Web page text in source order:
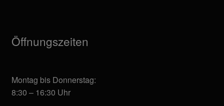
Öffnungszeiten
Montag bis Donnerstag:
8:30 – 16:30 Uhr